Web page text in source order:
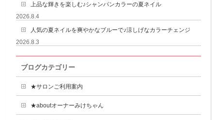
上品な輝きを楽しむ♪シャンパンカラーの夏ネイル
2026.8.4
人気の夏ネイルを爽やかなブルーで♪涼しげなカラーチェンジ
2026.8.3
ブログカテゴリー
★サロンご利用案内
★aboutオーナーみけちゃん